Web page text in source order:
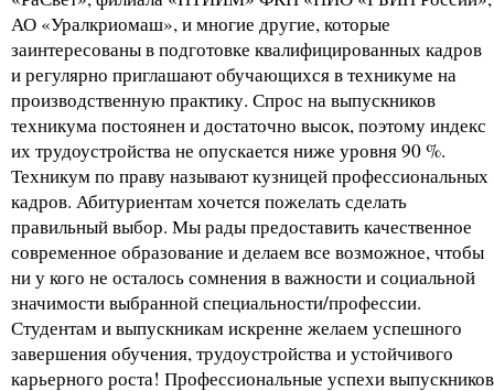
АО «Уралкриомаш», и многие другие, которые
заинтересованы в подготовке квалифицированных кадров
и регулярно приглашают обучающихся в техникуме на
производственную практику. Спрос на выпускников
техникума постоянен и достаточно высок, поэтому индекс
их трудоустройства не опускается ниже уровня 90 %.
Техникум по праву называют кузницей профессиональных
кадров. Абитуриентам хочется пожелать сделать
правильный выбор. Мы рады предоставить качественное
современное образование и делаем все возможное, чтобы
ни у кого не осталось сомнения в важности и социальной
значимости выбранной специальности/профессии.
Студентам и выпускникам искренне желаем успешного
завершения обучения, трудоустройства и устойчивого
карьерного роста! Профессиональные успехи выпускников